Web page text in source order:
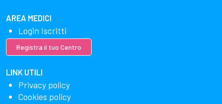
AREA MEDICI
Login Iscritti
Registra il tuo Centro
LINK UTILI
Privacy policy
Cookies policy